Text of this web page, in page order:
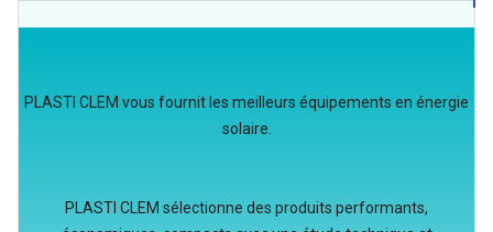
PLASTI CLEM vous fournit les meilleurs équipements en énergie
solaire.
PLASTI CLEM sélectionne des produits performants,